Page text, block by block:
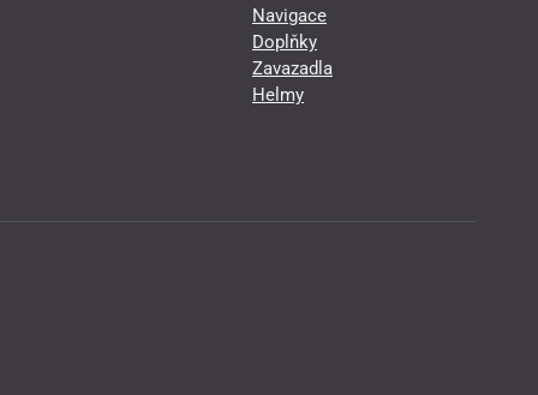
Navigace
Doplňky
Zavazadla
Helmy